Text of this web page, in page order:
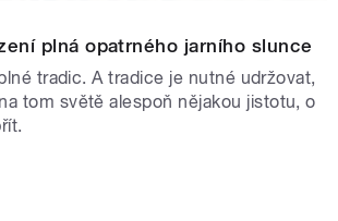
plná opatrného jarního slunce
tradic. A tradice je nutné udržovat,
tom světě alespoň nějakou jistotu, o